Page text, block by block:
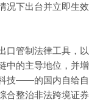
况下出台并立即生效
口管制法律工具，以
中的主导地位，并增
技——的国内自给自
合整治非法跨境证券